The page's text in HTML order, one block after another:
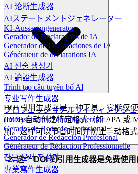
AI 论断生成器
AIステートメントジェネレーター
KI-Aussagengenerator
Gerador de Declarações de IA
Generador de Declaraciones de IA
Générateur de déclarations IA
AI 진술 생성기
AI 論證生成器
Trình tạo câu tuyên bố AI
专业写作生成器
プロフェッショナルライティングジ
Professioneller Schreibgenerator
Gerador de Redação Profissional
Generador de Redacción Profesional
Générateur de Rédaction Professionnelle
전문 문서 작성기
專業寫作生成器
DOI 引用生成器是一种工具，它能仅
(DOI) 自动创建特定格式（如 APA 或
用。这样可以节省时间并防止手动格式
2. 这个 DOI 到引用生成器是免费使用